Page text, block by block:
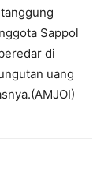
Sappol
di
uang